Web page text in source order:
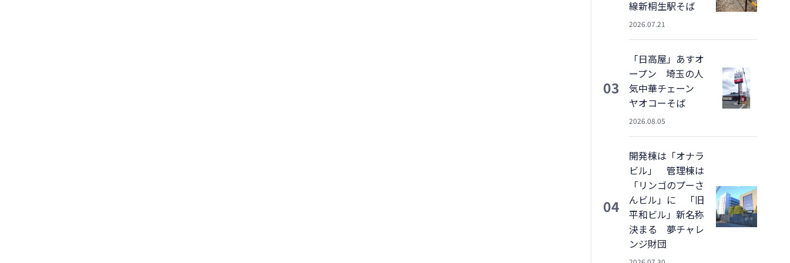
線新桐生駅そば
2026.07.21
03
「日高屋」あすオ
ープン 埼玉の人
気中華チェーン
ヤオコーそば
2026.08.05
04
開発棟は「オナラ
ビル」 管理棟は
「リンゴのプーさ
んビル」に 「旧
平和ビル」新名称
決まる 夢チャレ
ンジ財団